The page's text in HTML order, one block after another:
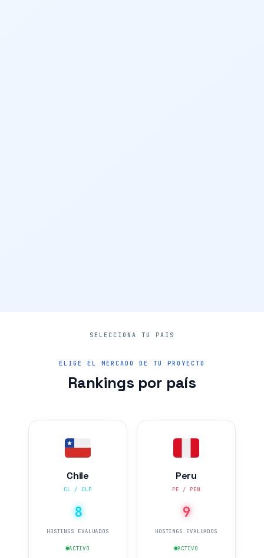
ELIGE EL MERCADO DE TU PROYECTO
Rankings por país
Chile
CL / CLP
8
HOSTINGS EVALUADOS
ACTIVO
Peru
PE / PEN
9
HOSTINGS EVALUADOS
ACTIVO